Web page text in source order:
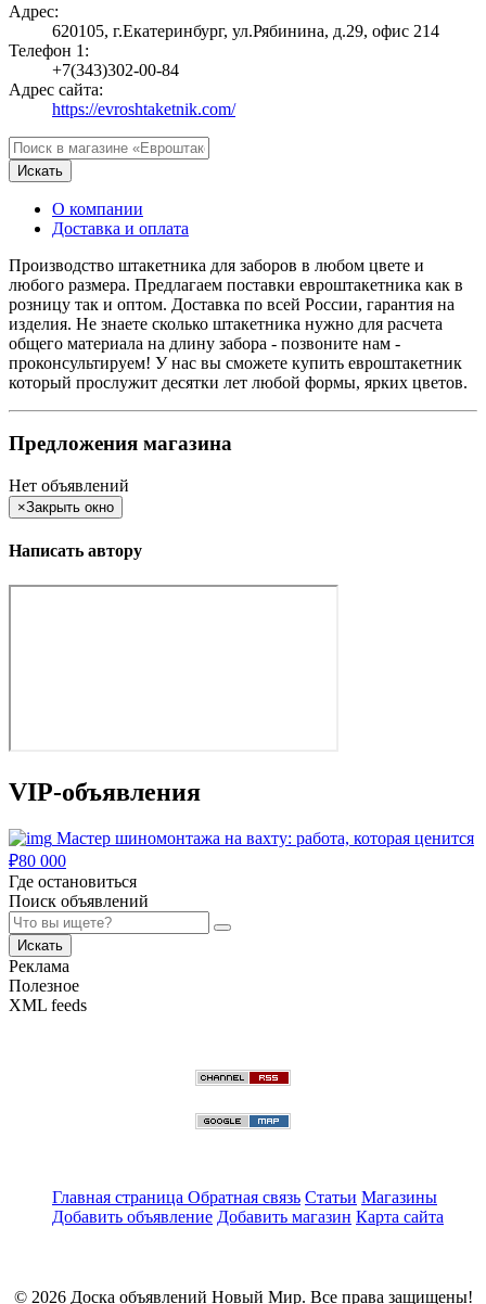
Адрес:
620105, г.Екатеринбург, ул.Рябинина, д.29, офис 214
Телефон 1:
+7(343)302-00-84
Адрес сайта:
https://evroshtaketnik.com/
Искать
О компании
Доставка и оплата
Производство штакетника для заборов в любом цвете и
любого размера. Предлагаем поставки евроштакетника как в
розницу так и оптом. Доставка по всей России, гарантия на
изделия. Не знаете сколько штакетника нужно для расчета
общего материала на длину забора - позвоните нам -
проконсультируем! У нас вы сможете купить евроштакетник
который прослужит десятки лет любой формы, ярких цветов.
Предложения магазина
Нет объявлений
×Закрыть окно
Написать автору
VIP-объявления
Мастер шиномонтажа на вахту: работа, которая ценится
₽80 000
Где остановиться
Поиск объявлений
Искать
Реклама
Полезное
XML feeds
Главная страница Обратная связь Статьи Магазины
Добавить объявление Добавить магазин Карта сайта
© 2026 Доска объявлений Новый Мир. Все права защищены!